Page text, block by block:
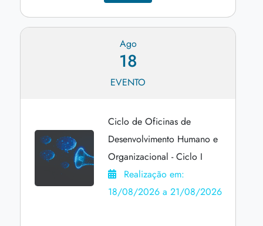
Ago
18
EVENTO
Ciclo de Oficinas de
Desenvolvimento Humano e
Organizacional - Ciclo I
Realização em:
18/08/2026 a 21/08/2026